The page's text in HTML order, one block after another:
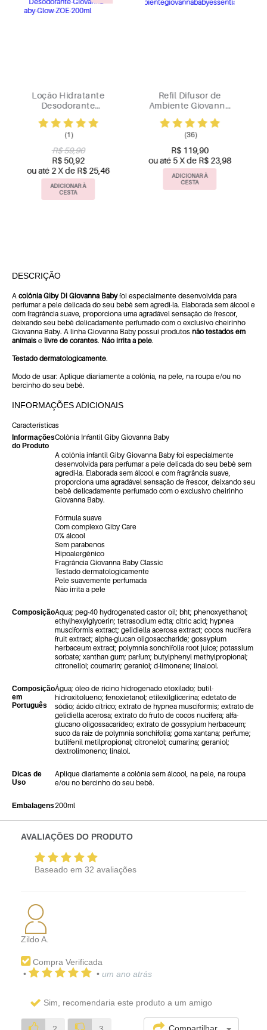
Desodorante Aero
96hrs Clinical
(1)
R$ 19,90
R$ 16,92
ADICIONAR À
CESTA
Condicionador
Giovanna Baby
235ml
(22)
R$ 28,90
R$ 19,90
ADICIONAR À
CESTA
DESCRIÇÃO
A colônia Giby Di Giovanna Babyfoi especialmente desenvolvida para
perfumar a pele delicada do seu bebê sem agredi-la. Elaborada sem álcool e
com fragrância suave, proporciona uma agradável sensação de frescor,
deixando seu bebê delicadamente perfumado com o exclusivo cheirinho
Giovanna Baby. A linha Giovanna Baby possui produtos não testados em
animais e livre de corantes. Não irrita a pele.
Testado dermatologicamente.
Modo de usar: Aplique diariamente a colônia, na pele, na roupa e/ou no
bercinho do seu bebê.
INFORMAÇÕES ADICIONAIS
Características
Informações
do Produto
Colônia Infantil Giby Giovanna Baby
A colônia infantil Giby Giovanna Baby foi especialmente
desenvolvida para perfumar a pele delicada do seu bebê sem
agredi-la. Elaborada sem álcool e com fragrância suave,
proporciona uma agradável sensação de frescor, deixando seu
bebê delicadamente perfumado com o exclusivo cheirinho
Giovanna Baby.
Fórmula suave
Com complexo Giby Care
0% álcool
Sem parabenos
Hipoalergênico
Fragrância Giovanna Baby Classic
Testado dermatologicamente
Pele suavemente perfumada
Não irrita a pele
ComposiçãoAqua; peg-40 hydrogenated castor oil; bht; phenoxyethanol;
ethylhexylglycerin; tetrasodium edta; citric acid; hypnea
musciformis extract; gelidiella acerosa extract; cocos nucifera
fruit extract; alpha-glucan oligosaccharide; gossypium
herbaceum extract; polymnia sonchifolia root juice; potassium
sorbate; xanthan gum; parfum; butylphenyl methylpropional;
citronellol; coumarin; geraniol; d-limonene; linalool.
Composição
em
Português
Água; óleo de rícino hidrogenado etoxilado; butil-
hidroxitolueno; fenoxietanol; etilexilglicerina; edetato de
sódio; ácido cítrico; extrato de hypnea musciformis; extrato de
gelidiella acerosa; extrato do fruto de cocos nucifera; alfa-
glucano oligossacarídeo; extrato de gossypium herbaceum;
suco da raiz de polymnia sonchifolia; goma xantana; perfume;
butilfenil metilpropional; citronelol; cumarina; geraniol;
dextrolimoneno; linalol.
Dicas de
Uso
Aplique diariamente a colônia sem álcool, na pele, na roupa
e/ou no bercinho do seu bebê.
Embalagens 200ml
AVALIAÇÕES DO PRODUTO
Baseado em 32 avaliações
Zildo A.
Compra Verificada
•
• um ano atrás
Sim, recomendaria este produto a um amigo